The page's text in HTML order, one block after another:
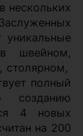
нескольких
уникальные
швейном,
столярном,
полный
созданию
4 новых
на 200